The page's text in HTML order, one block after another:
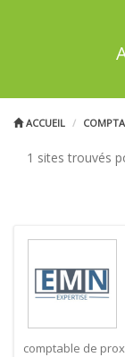
ACCUEIL
1 sites trouvés
comptable de